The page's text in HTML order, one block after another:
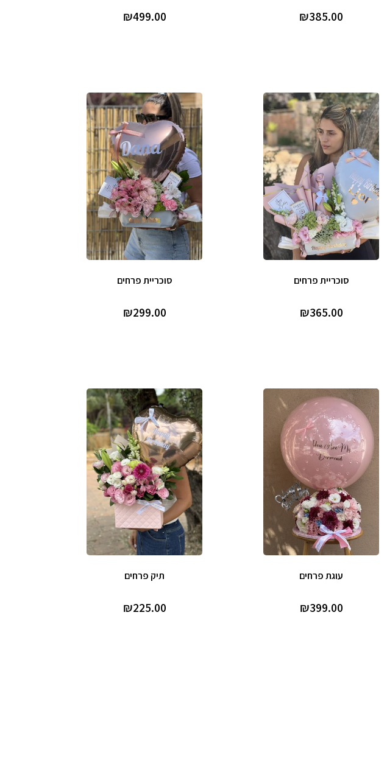
₪385.00
₪499.00
סוכריית פרחים
₪365.00
סוכריית פרחים
₪299.00
עוגת פרחים
₪399.00
תיק פרחים
₪225.00